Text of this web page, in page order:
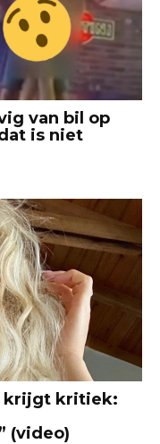
van bil op
is niet
krijgt kritiek:
(video)